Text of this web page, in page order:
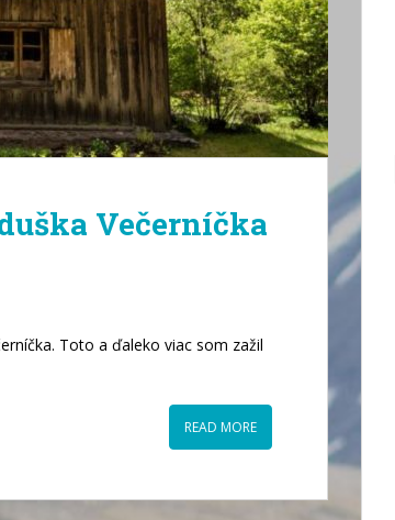
Večerníčka
Toto a ďaleko viac som zažil
READ MORE